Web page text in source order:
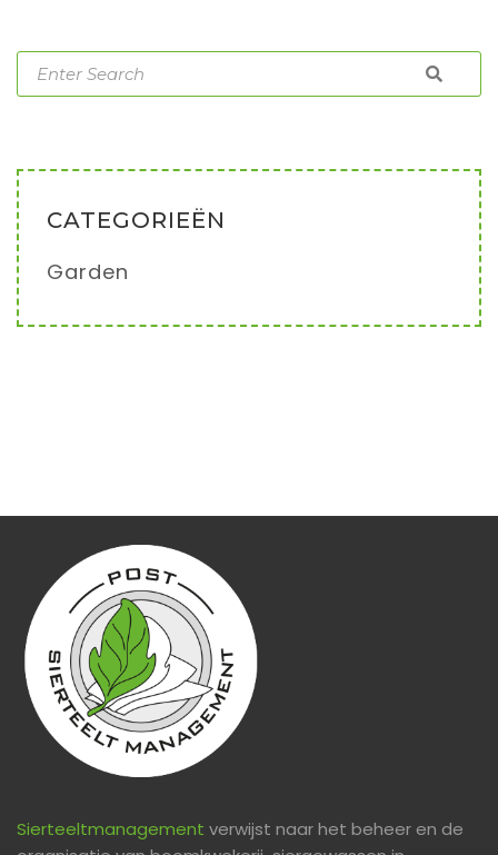
CATEGORIEËN
Garden
Sierteeltmanagement verwijst naar het beheer en de